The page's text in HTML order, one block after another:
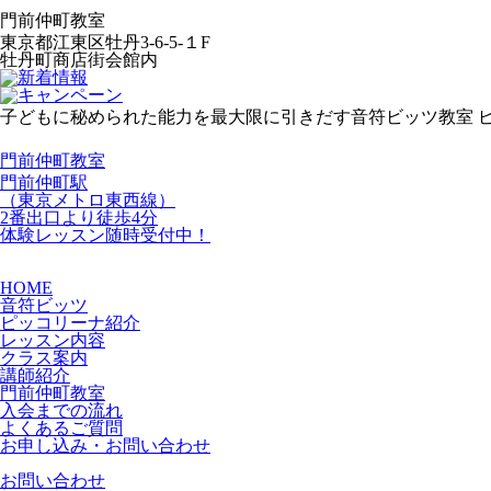
門前仲町教室
東京都江東区牡丹3-6-5-１F
牡丹町商店街会館内
子どもに秘められた能力を最大限に引きだす音符ビッツ教室
門前仲町教室
門前仲町駅
（東京メトロ東西線）
2番出口より徒歩4分
体験レッスン随時受付中！
HOME
音符ビッツ
ピッコリーナ紹介
レッスン内容
クラス案内
講師紹介
門前仲町教室
入会までの流れ
よくあるご質問
お申し込み・お問い合わせ
お問い合わせ